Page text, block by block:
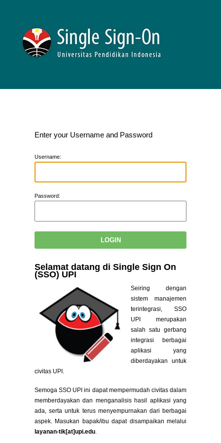
Enter your Username and Password
Username:
Password:
Selamat datang di Single Sign On
(SSO) UPI
Seiring dengan
sistem manajemen
terintegrasi, SSO
UPI merupakan
salah satu gerbang
integrasi berbagai
aplikasi yang
diberdayakan untuk
civitas UPI.
Semoga SSO UPI ini dapat mempermudah civitas dalam
memberdayakan dan menganalisis hasil aplikasi yang
ada, serta untuk terus menyempurnakan dari berbagai
aspek. Masukan bapak/ibu dapat disampaikan melalui
layanan-tik[at]upi.edu.